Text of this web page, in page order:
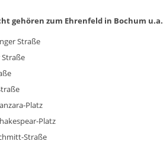
gehören zum Ehrenfeld in Bochum u.a.
Straße
Platz
Platz
Straße